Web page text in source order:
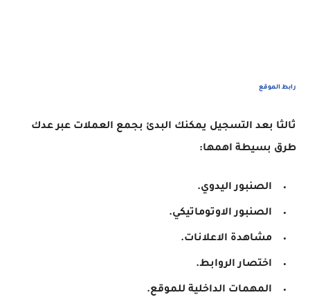
رابط الموقع
ثالثا بعد التسجيل يمكنك البدئ بجمع العملات عبر عدك
طرق بسيطة اهمها:
الصنبور اليدوي.
الصنبور الاوتوماتيكي.
مشاهدة الاعلانات.
اختصار الروابط.
المهمات الداخلية للموقع.